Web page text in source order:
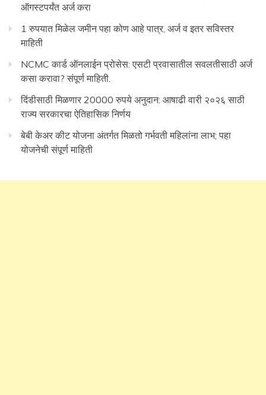
ऑगस्टपर्यंत अर्ज करा
1 रुपयात मिळेल जमीन पहा कोण आहे पात्र, अर्ज व इतर सविस्तर
माहिती
NCMC कार्ड ऑनलाईन प्रोसेस: एसटी प्रवासातील सवलतीसाठी अर्ज
कसा करावा? संपूर्ण माहिती.
दिंडीसाठी मिळणार 20000 रुपये अनुदान: आषाढी वारी २०२६ साठी
राज्य सरकारचा ऐतिहासिक निर्णय
बेबी केअर कीट योजना अंतर्गत मिळतो गर्भवती महिलांना लाभ; पहा
योजनेची संपूर्ण माहिती